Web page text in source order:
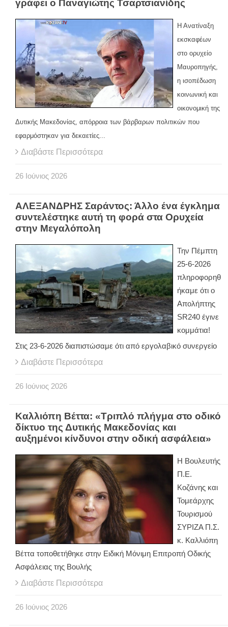
γράφει ο Παναγιώτης Τσαρτσιανίδης
Η Ανατίναξη
εκσκαφέων
στο ορυχείο
Μαυροπηγής,
η ισοπέδωση
κοινωνική και
οικονομική της
Δυτικής Μακεδονίας, απόρροια των βάρβαρων πολιτικών που
εφαρμόστηκαν για δεκαετίες...
Διαβάστε Περισσότερα
26 Ιούνιος 2026
ΑΛΕΞΑΝΔΡΗΣ Σαράντος: Άλλο ένα έγκλημα
συντελέστηκε αυτή τη φορά στα Ορυχεία
στην Μεγαλόπολη
Την Πέμπτη
25-6-2026
πληροφορηθ
ήκαμε ότι ο
Απολήπτης
SR240 έγινε
κομμάτια!
Στις 23-6-2026 διαπιστώσαμε ότι από εργολαβικό συνεργείο
Διαβάστε Περισσότερα
26 Ιούνιος 2026
Καλλιόπη Βέττα: «Τριπλό πλήγμα στο οδικό
δίκτυο της Δυτικής Μακεδονίας και
αυξημένοι κίνδυνοι στην οδική ασφάλεια»
Η Βουλευτής
Π.Ε.
Κοζάνης και
Τομεάρχης
Τουρισμού
ΣΥΡΙΖΑ Π.Σ.
κ. Καλλιόπη
Βέττα τοποθετήθηκε στην Ειδική Μόνιμη Επιτροπή Οδικής
Ασφάλειας της Βουλής
Διαβάστε Περισσότερα
26 Ιούνιος 2026